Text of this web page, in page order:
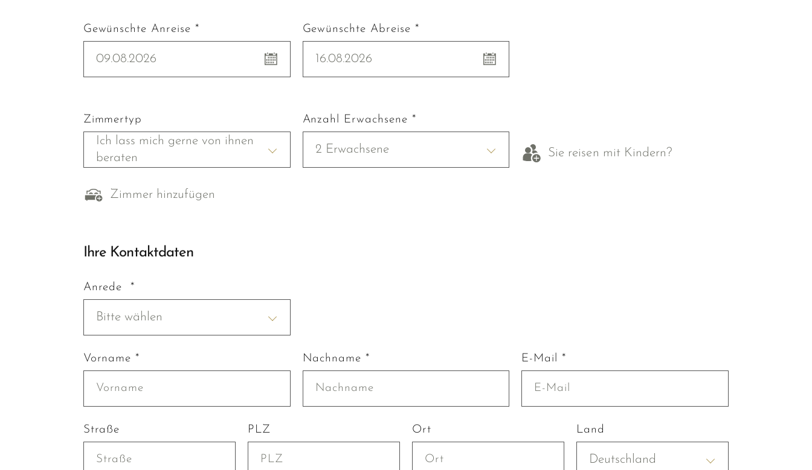
Gewünschte Anreise *
09.08.2026
Gewünschte Abreise *
16.08.2026
Zimmertyp
Ich lass mich gerne von ihnen
beraten
Anzahl Erwachsene *
2 Erwachsene Sie reisen mit Kindern?
Zimmer hinzufügen
Ihre Kontaktdaten
Anrede *
Bitte wählen
Vorname * Nachname * E-Mail *
Straße PLZ Ort Land
Deutschland